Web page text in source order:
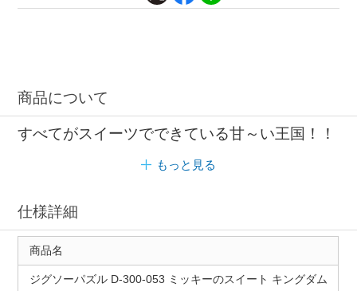
商品について
すべてがスイーツでできている甘～い王国！！
もっと見る
仕様詳細
商品名
ジグソーパズル D-300-053 ミッキーのスイート キングダム